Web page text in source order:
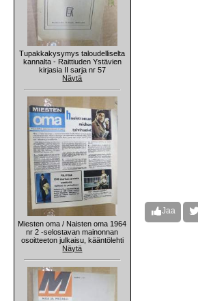
Tupakkakysymys taloudelliselta
kannalta - Raittiuden Ystävien
kirjasia II sarja nr 57
Näytä
Miesten oma / Naisten oma 1964
nr 2 -selostavan mainonnan
osoitteeton julkaisu, kääntölehti
Näytä
Jaa